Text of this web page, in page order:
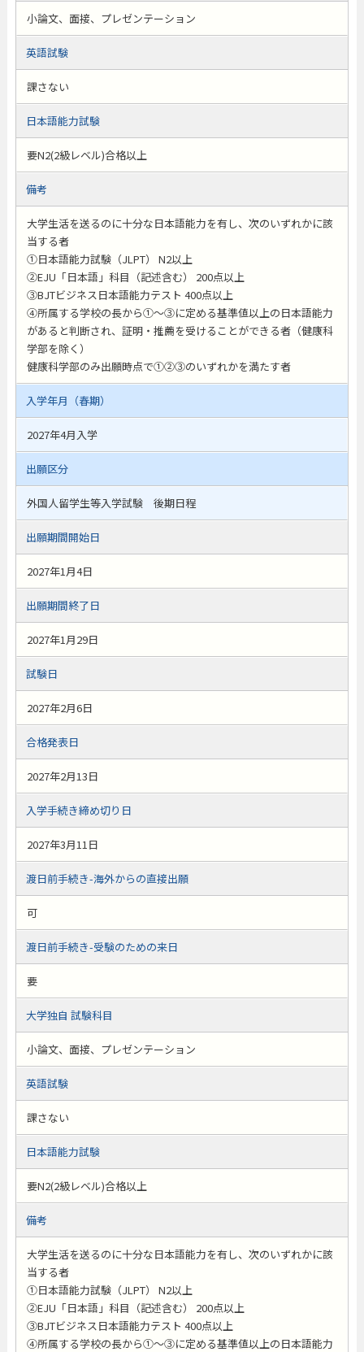
小論文、面接、プレゼンテーション
英語試験
課さない
日本語能力試験
要N2(2級レベル)合格以上
備考
大学生活を送るのに十分な日本語能力を有し、次のいずれかに該
当する者
①日本語能力試験（JLPT） N2以上
②EJU「日本語」科目（記述含む） 200点以上
③BJTビジネス日本語能力テスト 400点以上
④所属する学校の長から①～③に定める基準値以上の日本語能力
があると判断され、証明・推薦を受けることができる者（健康科
学部を除く）
健康科学部のみ出願時点で①②③のいずれかを満たす者
入学年月（春期）
2027年4月入学
出願区分
外国人留学生等入学試験 後期日程
出願期間開始日
2027年1月4日
出願期間終了日
2027年1月29日
試験日
2027年2月6日
合格発表日
2027年2月13日
入学手続き締め切り日
2027年3月11日
渡日前手続き-海外からの直接出願
可
渡日前手続き-受験のための来日
要
大学独自 試験科目
小論文、面接、プレゼンテーション
英語試験
課さない
日本語能力試験
要N2(2級レベル)合格以上
備考
大学生活を送るのに十分な日本語能力を有し、次のいずれかに該
当する者
①日本語能力試験（JLPT） N2以上
②EJU「日本語」科目（記述含む） 200点以上
③BJTビジネス日本語能力テスト 400点以上
④所属する学校の長から①～③に定める基準値以上の日本語能力